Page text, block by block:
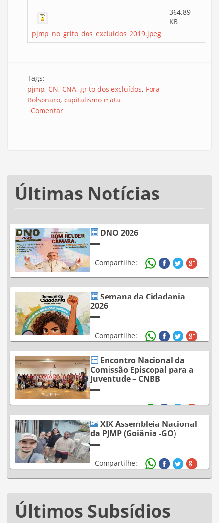
pjmp_no_grito_dos_excluidos_2019.jpeg
364.89
KB
Tags:
pjmp CN CNA grito dos excluídos Fora
Bolsonaro capitalismo mata
Comentar
Últimas Notícias
DNO 2026
Compartilhe:
Semana da Cidadania
2026
Compartilhe:
Encontro Nacional da
Comissão Episcopal para a
Juventude – CNBB
Compartilhe:
XIX Assembleia Nacional
da PJMP (Goiânia -GO)
Compartilhe:
Últimos Subsídios